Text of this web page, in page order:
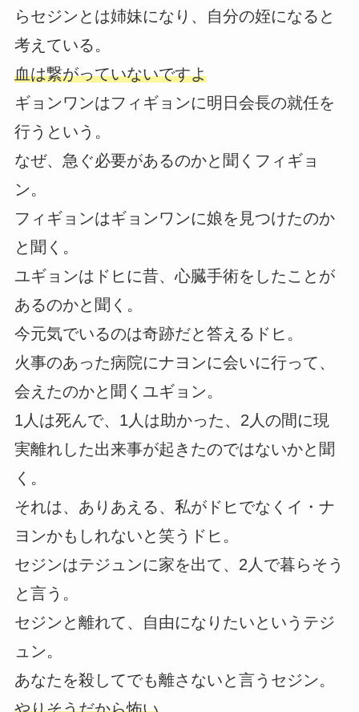
らセジンとは姉妹になり、自分の姪になると
考えている。
血は繋がっていないですよ
ギョンワンはフィギョンに明日会長の就任を
行うという。
なぜ、急ぐ必要があるのかと聞くフィギョ
ン。
フィギョンはギョンワンに娘を見つけたのか
と聞く。
ユギョンはドヒに昔、心臓手術をしたことが
あるのかと聞く。
今元気でいるのは奇跡だと答えるドヒ。
火事のあった病院にナヨンに会いに行って、
会えたのかと聞くユギョン。
1人は死んで、1人は助かった、2人の間に現
実離れした出来事が起きたのではないかと聞
く。
それは、ありあえる、私がドヒでなくイ・ナ
ヨンかもしれないと笑うドヒ。
セジンはテジュンに家を出て、2人で暮らそう
と言う。
セジンと離れて、自由になりたいというテジ
ュン。
あなたを殺してでも離さないと言うセジン。